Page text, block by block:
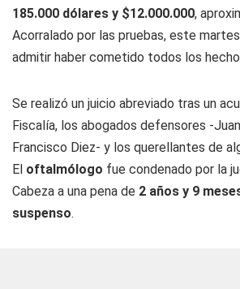
185.000 dólares y $12.000.000,
Acorralado por las pruebas, este
admitir haber cometido todos los
Se realizó un juicio abreviado tras un
Fiscalía, los abogados defensores -
Francisco Diez- y los querellantes de
El oftalmólogo fue condenado por la
Cabeza a una pena de 2 años y 9
suspenso.